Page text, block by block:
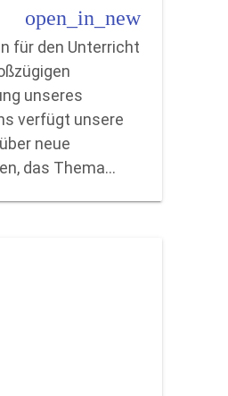
open_in_new
für den Unterricht
unseres
verfügt unsere
neue
das Thema…